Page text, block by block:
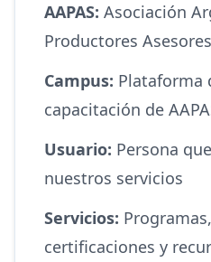
AAPAS: Asociación
Productores
Campus: Plataforma
capacitación de
Usuario: Persona
nuestros servicios
Servicios:
certificaciones y